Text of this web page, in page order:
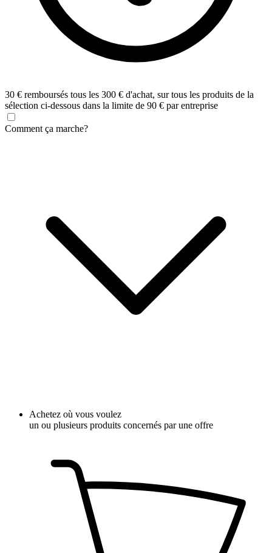
30 € remboursés tous les 300 € d'achat, sur tous les produits de la
sélection ci-dessous dans la limite de 90 € par entreprise
Comment ça marche?
Achetez où vous voulez
un ou plusieurs produits concernés par une offre